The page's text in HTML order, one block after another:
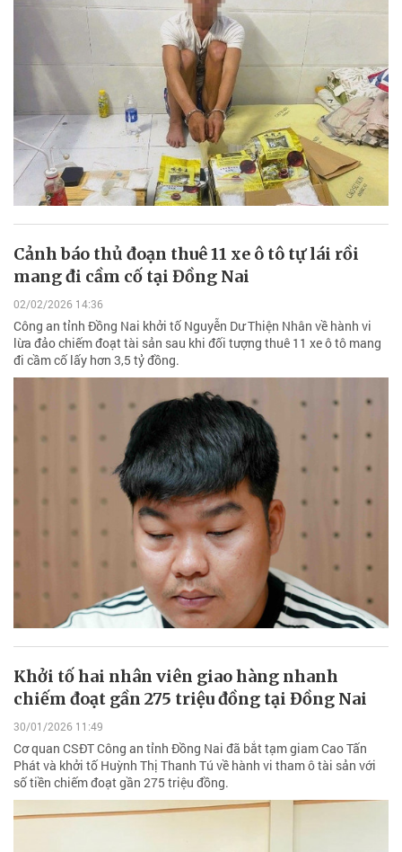
Cảnh báo thủ đoạn thuê 11 xe ô tô tự lái rồi
mang đi cầm cố tại Đồng Nai
02/02/2026 14:36
Công an tỉnh Đồng Nai khởi tố Nguyễn Dư Thiện Nhân về hành vi
lừa đảo chiếm đoạt tài sản sau khi đối tượng thuê 11 xe ô tô mang
đi cầm cố lấy hơn 3,5 tỷ đồng.
Khởi tố hai nhân viên giao hàng nhanh
chiếm đoạt gần 275 triệu đồng tại Đồng Nai
30/01/2026 11:49
Cơ quan CSĐT Công an tỉnh Đồng Nai đã bắt tạm giam Cao Tấn
Phát và khởi tố Huỳnh Thị Thanh Tú về hành vi tham ô tài sản với
số tiền chiếm đoạt gần 275 triệu đồng.